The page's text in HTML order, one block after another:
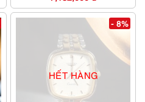
HẾT HÀNG
- 8%